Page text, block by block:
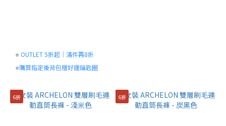
L(100)
(47)
(47)
67
⭐OUTLET 5折起｜滿件再8折
⭐購買指定後背包贈好運鑰匙圈
6折 6折